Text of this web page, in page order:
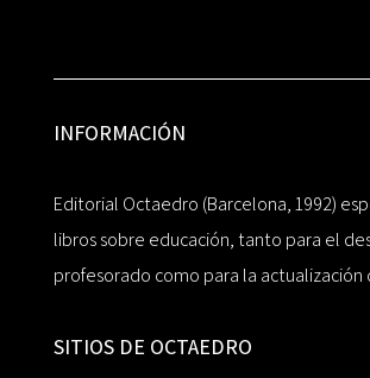
INFORMACIÓN
Editorial Octaedro (Barcelona, 1992)
libros sobre educación, tanto para el
profesorado como para la actualización
SITIOS DE OCTAEDRO